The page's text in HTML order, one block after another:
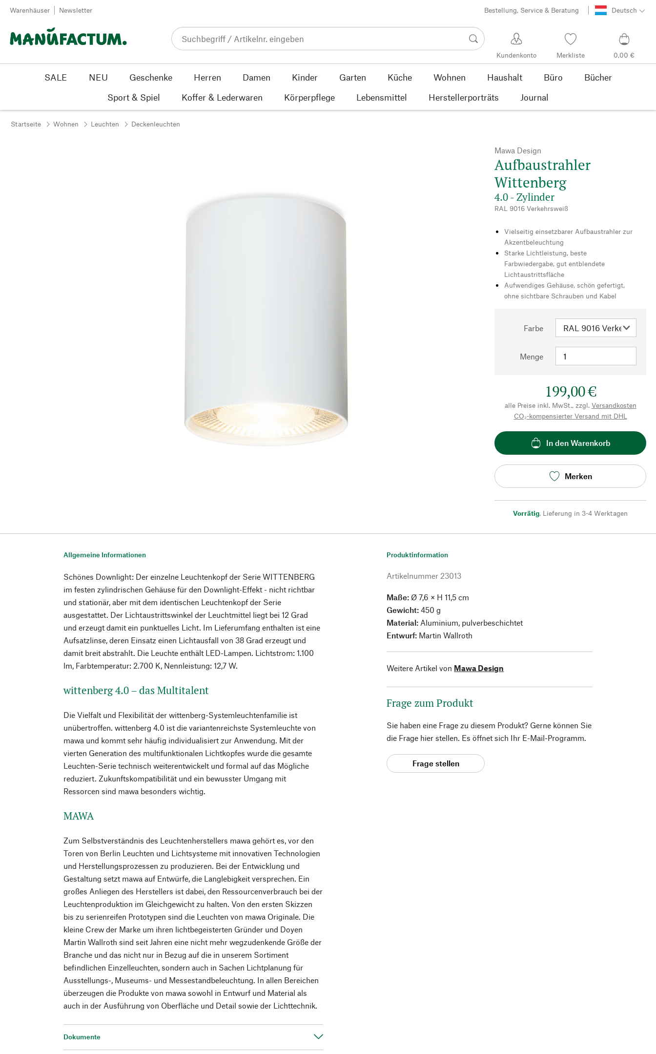
Zum Inhalt springen
Warenhäuser Newsletter Bestellung, Service & Beratung Deutsch
Kundenkonto Merkliste 0,00 €
SALE NEU Geschenke Herren Damen Kinder Garten Küche Wohnen Haushalt Büro
Bücher
Sport & Spiel
Koffer & Lederwaren Körperpflege Lebensmittel Herstellerporträts Journal
Startseite Wohnen Leuchten Deckenleuchten
Mawa Design
Aufbaustrahler
Wittenberg
4.0 - Zylinder
RAL 9016 Verkehrsweiß
Vielseitig einsetzbarer Aufbaustrahler zur
Akzentbeleuchtung
Starke Lichtleistung, beste
Farbwiedergabe, gut entblendete
Lichtaustrittsfläche
Aufwendiges Gehäuse, schön gefertigt,
ohne sichtbare Schrauben und Kabel
Farbe
Menge
199,00 €
alle Preise inkl. MwSt., zzgl. Versandkosten
CO₂-kompensierter Versand mit DHL
In den Warenkorb
Merken
Vorrätig, Lieferung in 3-4 Werktagen
Allgemeine Informationen
Schönes Downlight: Der einzelne Leuchtenkopf der Serie WITTENBERG
im festen zylindrischen Gehäuse für den Downlight-Effekt - nicht richtbar
und stationär, aber mit dem identischen Leuchtenkopf der Serie
ausgestattet. Der Lichtaustrittswinkel der Leuchtmittel liegt bei 12 Grad
und erzeugt damit ein punktuelles Licht. Im Lieferumfang enthalten ist eine
Aufsatzlinse, deren Einsatz einen Lichtausfall von 38 Grad erzeugt und
damit breit abstrahlt. Die Leuchte enthält LED-Lampen. Lichtstrom: 1.100
lm, Farbtemperatur: 2.700 K, Nennleistung: 12,7 W.
wittenberg 4.0 – das Multitalent
Die Vielfalt und Flexibilität der wittenberg-Systemleuchtenfamilie ist
unübertroffen. wittenberg 4.0 ist die variantenreichste Systemleuchte von
mawa und kommt sehr häufig individualisiert zur Anwendung. Mit der
vierten Generation des multifunktionalen Lichtkopfes wurde die gesamte
Leuchten-Serie technisch weiterentwickelt und formal auf das Mögliche
reduziert. Zukunftskompatibilität und ein bewusster Umgang mit
Ressorcen sind mawa besonders wichtig.
MAWA
Zum Selbstverständnis des Leuchtenherstellers mawa gehört es, vor den
Toren von Berlin Leuchten und Lichtsysteme mit innovativen Technologien
und Herstellungsprozessen zu produzieren. Bei der Entwicklung und
Gestaltung setzt mawa auf Entwürfe, die Langlebigkeit versprechen. Ein
großes Anliegen des Herstellers ist dabei, den Ressourcenverbrauch bei der
Leuchtenproduktion im Gleichgewicht zu halten. Von den ersten Skizzen
bis zu serienreifen Prototypen sind die Leuchten von mawa Originale. Die
kleine Crew der Marke um ihren lichtbegeisterten Gründer und Doyen
Martin Wallroth sind seit Jahren eine nicht mehr wegzudenkende Größe der
Branche und das nicht nur in Bezug auf die in unserem Sortiment
befindlichen Einzelleuchten, sondern auch in Sachen Lichtplanung für
Ausstellungs-, Museums- und Messestandbeleuchtung. In allen Bereichen
überzeugen die Produkte von mawa sowohl in Entwurf und Material als
auch in der Ausführung von Oberfläche und Detail sowie der Lichttechnik.
Dokumente
Produktinformation
Artikelnummer 23013
Maße: Ø 7,6 × H 11,5 cm
Gewicht: 450 g
Material: Aluminium, pulverbeschichtet
Entwurf: Martin Wallroth
Weitere Artikel von Mawa Design
Frage zum Produkt
Sie haben eine Frage zu diesem Produkt? Gerne können Sie
die Frage hier stellen. Es öffnet sich Ihr E-Mail-Programm.
Frage stellen